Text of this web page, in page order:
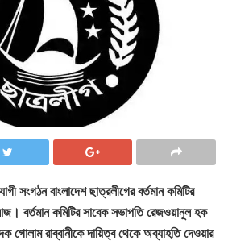
সংগঠন বাংলাদেশ ছাত্রলীগের বর্তমান কমিটির
বর্তমান কমিটির সাবেক সভাপতি রেজওয়ানুল হক
গোলাম রাব্বানীকে দায়িত্ব থেকে অব্যাহতি দেওয়ার